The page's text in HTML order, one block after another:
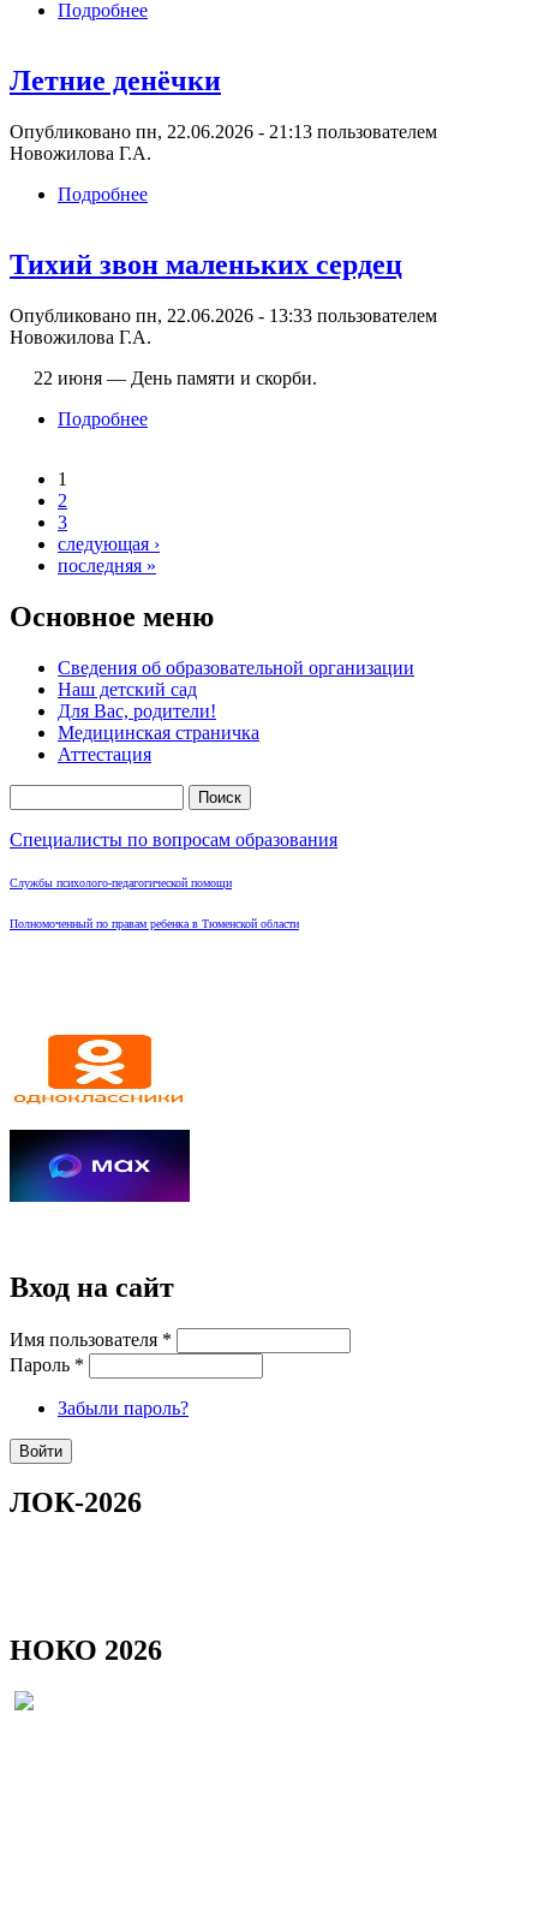
Подробнее
Летние денёчки
Опубликовано пн, 22.06.2026 - 21:13 пользователем
Новожилова Г.А.
Подробнее
Тихий звон маленьких сердец
Опубликовано пн, 22.06.2026 - 13:33 пользователем
Новожилова Г.А.
22 июня — День памяти и скорби.
Подробнее
Страницы
1
2
3
следующая ›
последняя »
Основное меню
Сведения об образовательной организации
Наш детский сад
Для Вас, родители!
Медицинская страничка
Аттестация
Специалисты по вопросам образования
Службы психолого-педагогической помощи
Полномоченный по правам ребенка в Тюменской области
Вход на сайт
Имя пользователя *
Пароль *
Забыли пароль?
ЛОК-2026
НОКО 2026